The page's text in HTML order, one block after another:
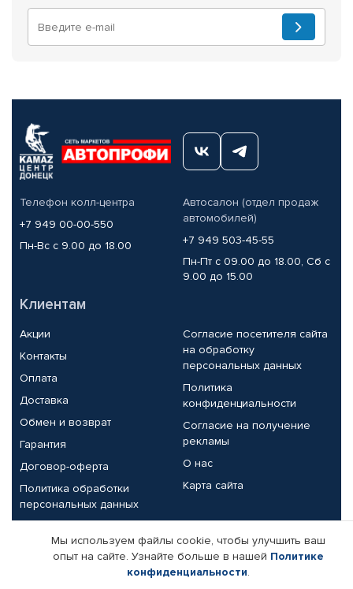
Телефон колл-центра
+7 949 00-00-550
Пн-Вс с 9.00 до 18.00
Автосалон (отдел продаж
автомобилей)
+7 949 503-45-55
Пн-Пт с 09.00 до 18.00, Сб с
9.00 до 15.00
Клиентам
Акции
Контакты
Оплата
Доставка
Обмен и возврат
Гарантия
Договор-оферта
Политика обработки
персональных данных
Согласие посетителя сайта
на обработку
персональных данных
Политика
конфиденциальности
Согласие на получение
рекламы
О нас
Карта сайта
Партнерам
Корпоративным клиентам
Реквизиты компании
Мы используем файлы cookie, чтобы улучшить ваш
опыт на сайте. Узнайте больше в нашей Политике
конфиденциальности.